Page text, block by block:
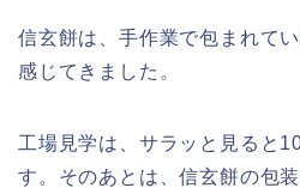
信玄餅は、手作業で包まれて
感じてきました。
工場見学は、サラッと見ると
す。そのあとは、信玄餅の包